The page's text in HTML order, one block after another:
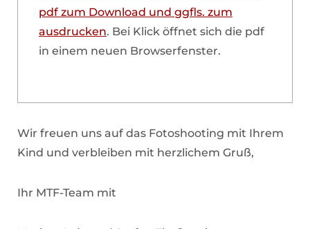
pdf zum Download und ggfls. zum
ausdrucken. Bei Klick öffnet sich die pdf
in einem neuen Browserfenster.
Wir freuen uns auf das Fotoshooting mit Ihrem
Kind und verbleiben mit herzlichem Gruß,
Ihr MTF-Team mit